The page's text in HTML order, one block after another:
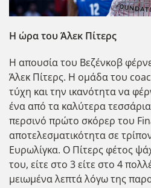
Η ώρα του Άλεκ Πίτερς
Η απουσία του Βεζένκοβ
Άλεκ Πίτερς. Η ομάδα του
τύχη και την ικανότητα να
ένα από τα καλύτερα
περσινό πρώτο σκόρερ του
αποτελεσματικότητα σε
Ευρωλίγκα. Ο Πίτερς φέτος
του, είτε στο 3 είτε στο 4
μειωμένα λεπτά λόγω της